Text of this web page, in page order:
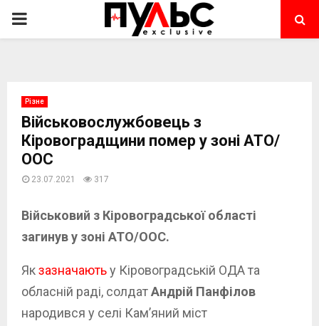
PRIMARY
Різне
Військовослужбовець з
Кіровоградщини помер у зоні АТО/
ООС
23.07.2021 317
Військовий з Кіровоградської області
загинув у зоні АТО/ООС.
Якзазначаютьу Кіровоградській ОДА та
обласній раді, солдатАндрій Панфілов
народився у селі Кам’яний міст